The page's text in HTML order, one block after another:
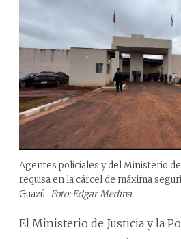
Agentes policiales y del Ministerio
requisa en la cárcel de máxima
Guazú. Foto: Edgar Medina.
El Ministerio de Justicia y la